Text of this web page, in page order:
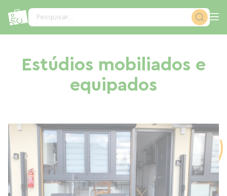
Pesquisar...
Estúdios mobiliados e
equipados
Painel de Gerenciamento de Cookies